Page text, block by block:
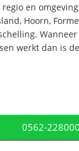
en
Hoorn,
werkt dan is
0562-228000